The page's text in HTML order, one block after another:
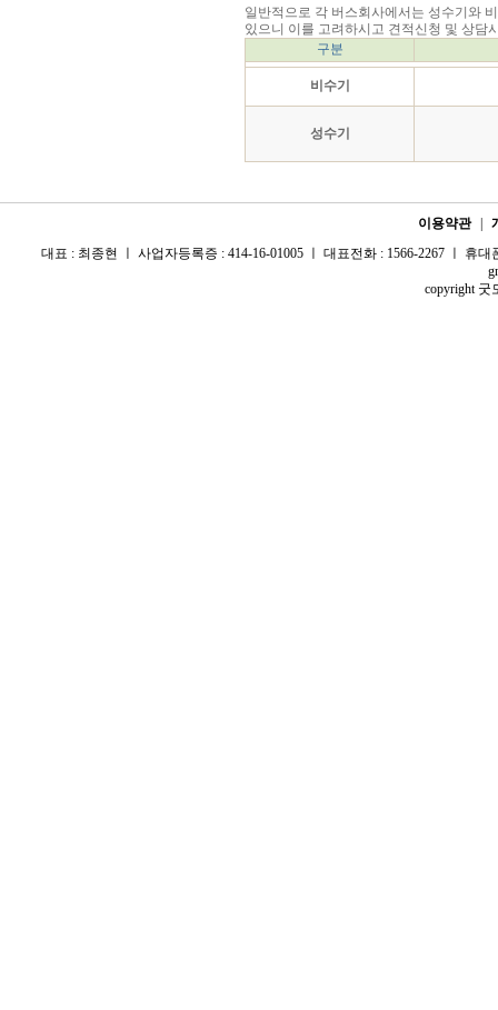
일반적으로 각 버스회사에서는 성수기와
있으니 이를 고려하시고 견적신청 및 상담
구분
비수기
성수기
이용약관
대표 : 최종현 ㅣ 사업자등록증 : 414-16-01005 ㅣ 대표전화 : 1566-2267 ㅣ 휴
copyright 굿